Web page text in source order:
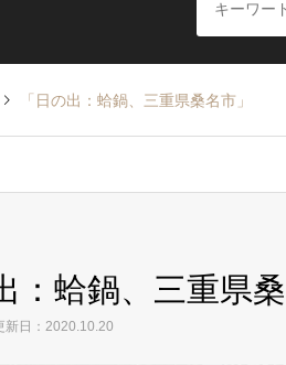
「日の出：蛤鍋、三重県桑名市」
：蛤鍋、三重県桑
新日：2020.10.20